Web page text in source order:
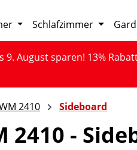
Schlafzimmer
9. August sparen! 13%
2410 Sideboard
-